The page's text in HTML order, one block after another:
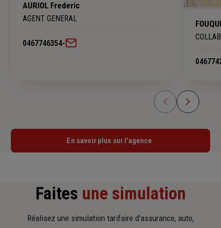
AURIOL Frederic
AGENT GENERAL
0467746354-
En savoir plus sur l'agence
Faites une simulation
Réalisez une simulation tarifaire d'assurance, auto,